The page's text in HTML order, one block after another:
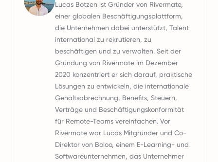
Lucas Botzen ist Gründer von Rivermate,
einer globalen Beschäftigungsplattform,
die Unternehmen dabei unterstützt, Talent
international zu rekrutieren, zu
beschäftigen und zu verwalten. Seit der
Gründung von Rivermate im Dezember
2020 konzentriert er sich darauf, praktische
Lösungen zu entwickeln, die internationale
Gehaltsabrechnung, Benefits, Steuern,
Verträge und Beschäftigungskonformität
für Remote-Teams vereinfachen. Vor
Rivermate war Lucas Mitgründer und Co-
Direktor von Boloo, einem E-Learning- und
Softwareunternehmen, das Unternehmer